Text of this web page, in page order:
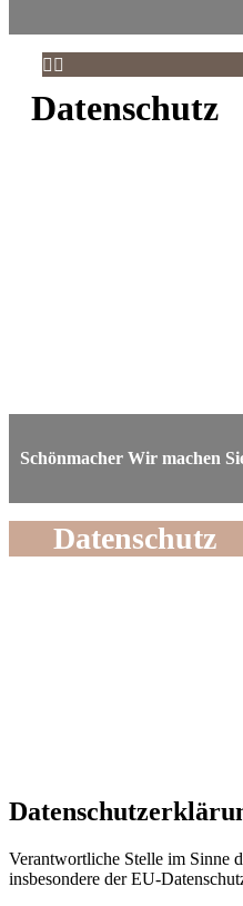
 
Datenschutz
Schönmacher Wir machen
Datenschutz
Verantwortliche Stelle im Sinne
insbesondere der EU-